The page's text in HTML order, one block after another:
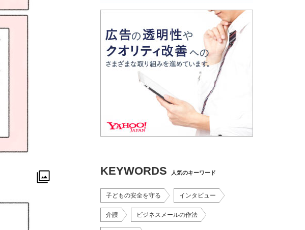
KEYWORDS 人気のキーワード
子どもの安全を守る インタビュー
介護 ビジネスメールの作法